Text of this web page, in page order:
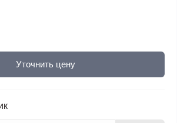
Уточнить цену